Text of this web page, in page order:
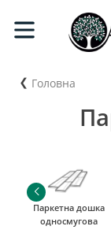
Головна
Паркетна дошка
односмугова